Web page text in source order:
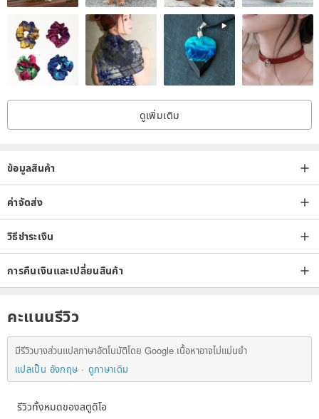
ดูเพิ่มเติม
ข้อมูลสินค้า
ค่าจัดส่ง
วิธีชำระเงิน
การคืนเงินและเปลี่ยนสินค้า
คะแนนรีวิว
มีรีวิวบางส่วนแปลภาษาอัตโนมัติโดย Google เนื้อหาอาจไม่แม่นยำ
แปลเป็น อังกฤษ
ดูภาษาเดิม
รีวิวทั้งหมดของสตูดิโอ